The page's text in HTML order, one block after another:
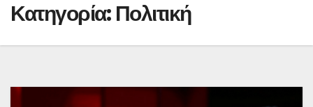
Κατηγορία: Πολιτική